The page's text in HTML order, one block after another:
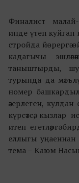
Финалист
инде үтеп куйган
стройда йөрергә
кадагычы
таныштырды,
турында да
номер
әзерлеген,
күрсәтсә, кызлар
итеп егетләргә
еллыгы
тема– Каюм